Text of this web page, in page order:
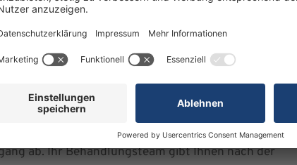
auf das richtige Maß an: Regelmäßige Bewegung
zwischen den Aktivitäten. Ebenso wichtig
und der Rehabilitation gezeigt bekommen.
wiederholen, machen Sie damit den
indem Sie einige Bewegungen vorübergehend
aufnehmen können, ist individuell und hängt
ab. Ihr Behandlungsteam gibt Ihnen nach der